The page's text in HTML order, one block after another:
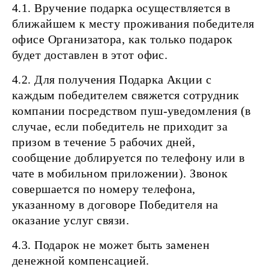
4.1. Вручение подарка осуществляется в
ближайшем к месту проживания победителя
офисе Организатора, как только подарок
будет доставлен в этот офис.
4.2. Для получения Подарка Акции с
каждым победителем свяжется сотрудник
компании посредством пуш-уведомления (в
случае, если победитель не приходит за
призом в течение 5 рабочих дней,
сообщение доблируется по телефону или в
чате в мобильном приложении). Звонок
совершается по номеру телефона,
указанному в договоре Победителя на
оказание услуг связи.
4.3. Подарок не может быть заменен
денежной компенсацией.